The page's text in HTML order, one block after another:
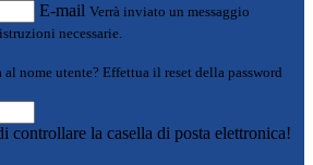
E-mail Verrà inviato un messaggio
necessarie.
nome utente? Effettua il reset della password
controllare la casella di posta elettronica!